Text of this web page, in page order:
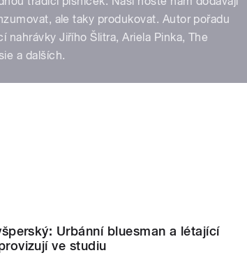
ale taky produkovat. Autor pořadu
nahrávky Jiřího Šlitra, Ariela Pinka, The
a dalších.
Urbánní bluesman a létající
ve studiu